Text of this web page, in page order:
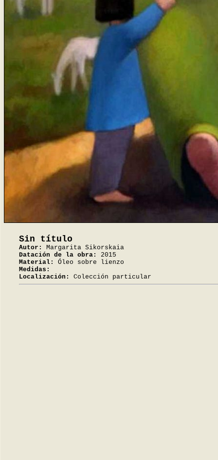
Sin título
Autor:
Margarita Sikorskaia
Datación de la obra:
2015
Material:
Óleo sobre lienzo
Medidas:
Localización:
Colección particular